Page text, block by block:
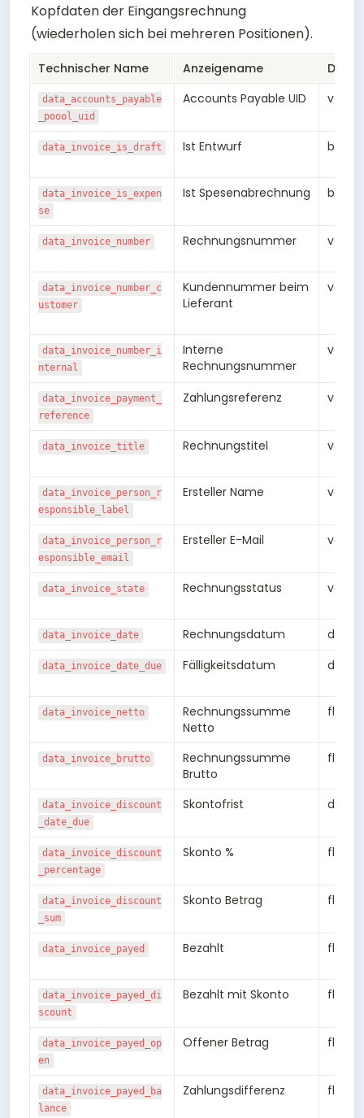
Kopfdaten der Eingangsrechnung
(wiederholen sich bei mehreren Positionen).
Technischer Name Anzeigename
data_accounts_payable
_poool_uid
Accounts Payable UID
data_invoice_is_draft Ist Entwurf bool
data_invoice_is_expen
se
Ist Spesenabrechnung bool
data_invoice_number Rechnungsnummer
data_invoice_number_c
ustomer
Kundennummer beim
Lieferant
data_invoice_number_i
nternal
Interne
Rechnungsnummer
data_invoice_payment_
reference
Zahlungsreferenz
data_invoice_title Rechnungstitel
data_invoice_person_r
esponsible_label
Ersteller Name
data_invoice_person_r
esponsible_email
Ersteller E-Mail
data_invoice_state Rechnungsstatus
data_invoice_date Rechnungsdatum date
data_invoice_date_due Fälligkeitsdatum date
data_invoice_netto
Rechnungssumme
Netto
float8
data_invoice_brutto
Rechnungssumme
Brutto
float8
data_invoice_discount
_date_due
Skontofrist date
data_invoice_discount
_percentage
Skonto % float8
data_invoice_discount
_sum
Skonto Betrag float8
data_invoice_payed Bezahlt float8
data_invoice_payed_di
scount
Bezahlt mit Skonto float8
data_invoice_payed_op
en
Offener Betrag float8
data_invoice_payed_ba
lance
Zahlungsdifferenz float8